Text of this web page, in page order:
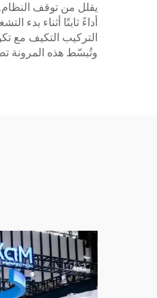
يقلل من توقف النظام.
أداءً ثابتًا أثناء
التركيب التكيف مع
وتُبسّط هذه المرونة